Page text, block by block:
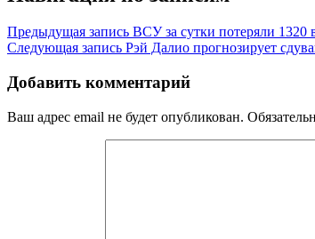
Предыдущая запись ВСУ за сутки потеряли
Следующая запись Рэй Далио прогнозирует
Добавить комментарий
Ваш адрес email не будет опубликован.